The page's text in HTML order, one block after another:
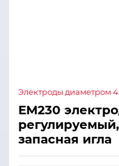
Электроды диаметром
ЕМ230
запасная игла